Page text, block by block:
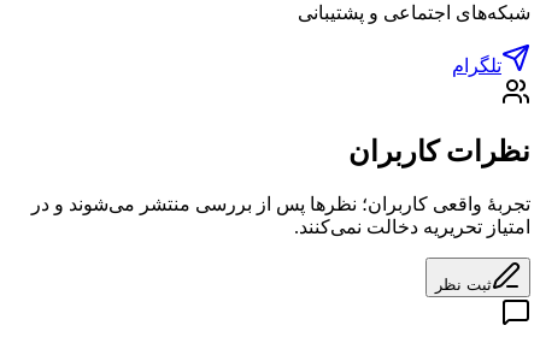
شبکه‌های اجتماعی و پشتیبانی
تلگرام
نظرات کاربران
تجربهٔ واقعی کاربران؛ نظرها پس از بررسی منتشر می‌شوند و در
امتیاز تحریریه دخالت نمی‌کنند.
ثبت نظر